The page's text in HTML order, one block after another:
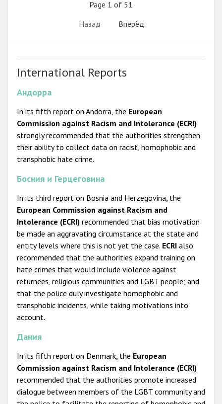
Page 1 of 51
Назад
Вперёд
International Reports
Андорра
In its fifth report on Andorra, the European
Commission against Racism and Intolerance (ECRI)
strongly recommended that the authorities strengthen
their ability to collect data on racist, homophobic and
transphobic hate crime.
Босния и Герцеговина
In its third report on Bosnia and Herzegovina, the
European Commission against Racism and
Intolerance (ECRI) recommended that bias motivation
be made an aggravating circumstance at the state and
entity levels where this is not yet the case. ECRI also
recommended that the authorities expand training on
hate crimes that would include violence against
returnees, religious communities and LGBT people; and
that the police duly investigate homophobic and
transphobic incidents, while taking motivations into
account.
Дания
In its fifth report on Denmark, the European
Commission against Racism and Intolerance (ECRI)
recommended that the authorities promote increased
dialogue between members of the LGBT community and